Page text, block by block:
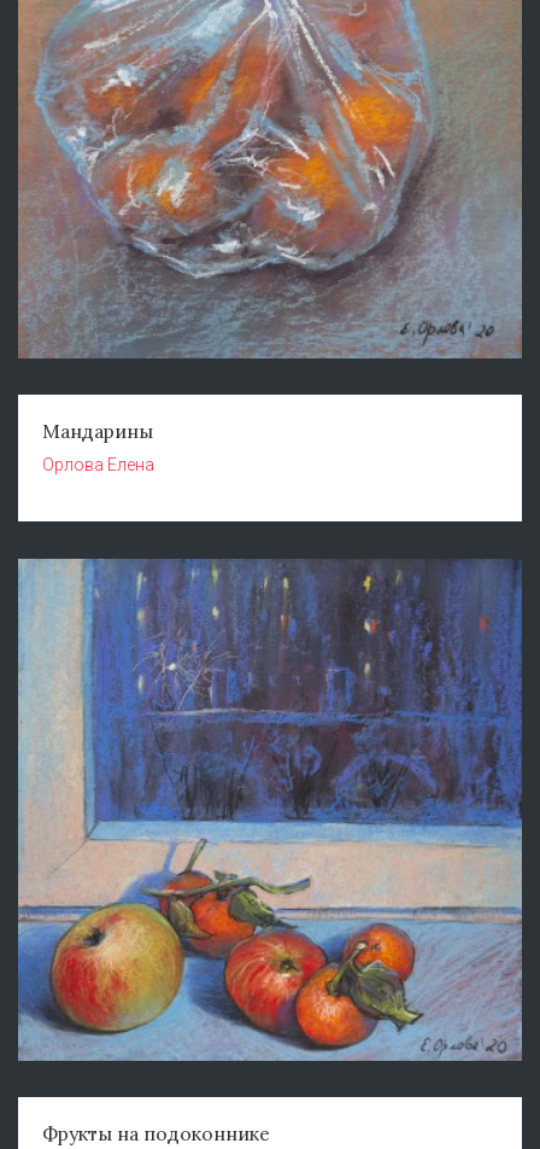
Мандарины
Орлова Елена
Фрукты на подоконнике